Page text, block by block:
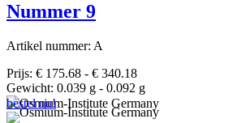
Nummer 9
Artikel nummer: A
Prijs: € 175.68 - € 340.18
Gewicht: 0.039 g - 0.092 g
bestel nu!